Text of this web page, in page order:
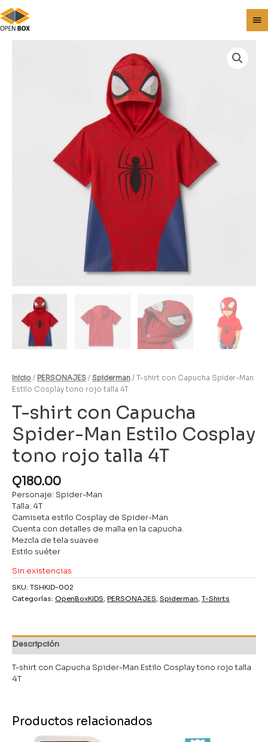
Inicio / PERSONAJES / Spiderman / T-shirt con Capucha Spider-Man
Estilo Cosplay tono rojo talla 4T
T-shirt con Capucha
Spider-Man Estilo Cosplay
tono rojo talla 4T
Q180.00
Personaje: Spider-Man
Talla: 4T
Camiseta estilo Cosplay de Spider-Man
Cuenta con detalles de malla en la capucha.
Mezcla de tela suavee
Estilo suéter
Sin existencias
SKU: TSHKID-002
Categorías: OpenBoxKIDS, PERSONAJES, Spiderman, T-Shirts
Descripción
T-shirt con Capucha Spider-Man Estilo Cosplay tono rojo talla
4T
Productos relacionados